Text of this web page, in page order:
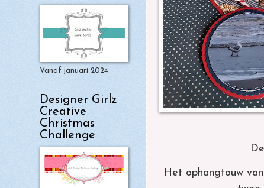
Het ophangtouw
Vanaf januari 2024
Designer Girlz
Creative
Christmas
Challenge